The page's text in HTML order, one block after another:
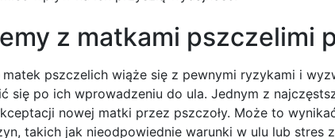
z matkami pszczelimi
matek pszczelich wiąże się z pewnymi ryzykami i
się po ich wprowadzeniu do ula. Jednym z
nowej matki przez pszczoły. Może to
takich jak nieodpowiednie warunki w ulu lub stres